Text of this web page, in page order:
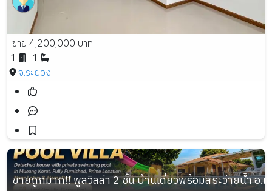
ขาย 4,200,000 บาท
1
1
จ.ระยอง
ขายถูกมาก!! พูลวิลล่า 2 ชั้น บ้านเดี่ยวพร้อมสระว่ายน้ำ อ.เ